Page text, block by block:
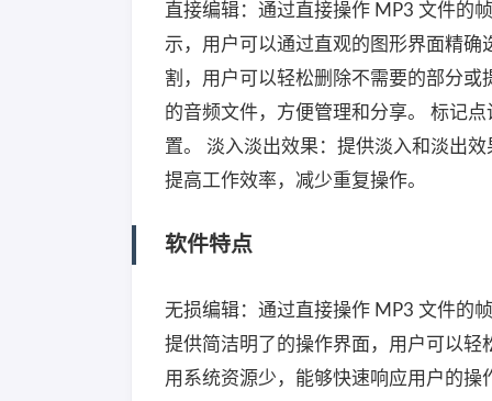
直接编辑：通过直接操作 MP3 文件的
示，用户可以通过直观的图形界面精
割，用户可以轻松删除不需要的部分
的音频文件，方便管理和分享。 标记
置。 淡入淡出效果：提供淡入和淡出
提高工作效率，减少重复操作。
软件特点
无损编辑：通过直接操作 MP3 文件的
提供简洁明了的操作界面，用户可以
用系统资源少，能够快速响应用户的